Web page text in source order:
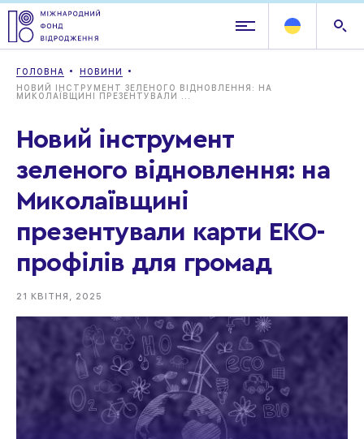
ГОЛОВНА
НОВИНИ
НОВИЙ ІНСТРУМЕНТ ЗЕЛЕНОГО ВІДНОВЛЕННЯ: НА
МИКОЛАЇВЩИНІ ПРЕЗЕНТУВАЛИ ...
Новий інструмент
зеленого відновлення: на
Миколаївщині
презентували карти ЕКО-
профілів для громад
21 КВІТНЯ, 2025